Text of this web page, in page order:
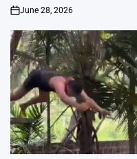
on
June 28, 2026